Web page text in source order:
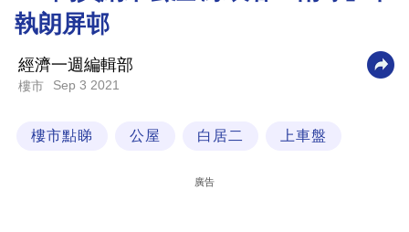
科
技
執朗屏邨
經濟一週編輯部
樓市 Sep 3 2021
樓市點睇 公屋 白居二 上車盤
廣告